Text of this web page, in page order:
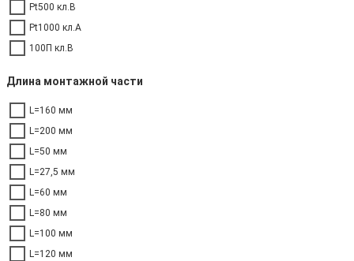
Pt500 кл.B
Pt1000 кл.A
100П кл.В
Длина монтажной части
L=160 мм
L=200 мм
L=50 мм
L=27,5 мм
L=60 мм
L=80 мм
L=100 мм
L=120 мм